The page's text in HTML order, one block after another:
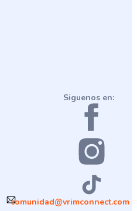
comunidad@vrimconnect.com
Siguenos en: